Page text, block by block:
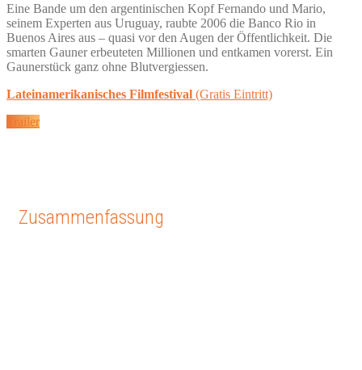
Eine Bande um den argentinischen Kopf Fernando und Mario,
seinem Experten aus Uruguay, raubte 2006 die Banco Rio in
Buenos Aires aus – quasi vor den Augen der Öffentlichkeit. Die
smarten Gauner erbeuteten Millionen und entkamen vorerst. Ein
Gaunerstück ganz ohne Blutvergiessen.
Lateinamerikanisches Filmfestival (Gratis Eintritt)
Trailer
Zusammenfassung